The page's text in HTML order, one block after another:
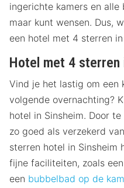
ingerichte kamers en
maar kunt wensen. Dus,
een hotel met 4 sterren
Hotel met 4 sterren
Vind je het lastig om een
volgende overnachting?
hotel in Sinsheim. Door
zo goed als verzekerd
sterren hotel in Sinsheim
fijne faciliteiten, zoals een
een bubbelbad op de